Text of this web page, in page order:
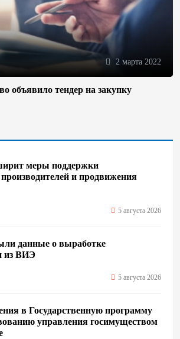
2 марта 2022
объявило тендер на закупку
меры поддержки
и продвижения
5 августа 2026
данные о выработке
из ВИЭ
5 августа 2026
в Государственную программу
управления госимуществом